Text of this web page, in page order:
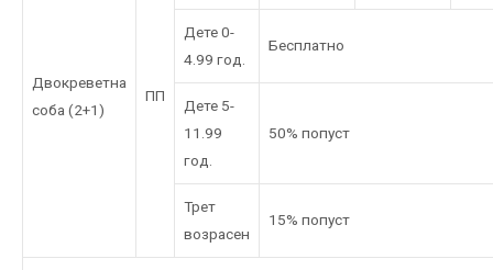
Двокреветна
соба (2+1)
ПП
Дете 0-
4.99 год.
Бесплатно
Дете 5-
11.99
год.
50% попуст
Трет
возрасен
15% попуст